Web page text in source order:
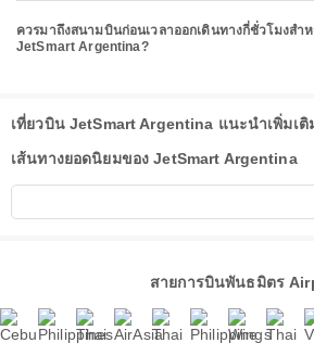
ควรมาถึงสนามบินก่อนเวลาออกเดินทางกี่ชั่วโมงสำ
JetSmart Argentina?
เที่ยวบิน JetSmart Argentina แนะนำเพิ่มเติ
เส้นทางยอดนิยมของ JetSmart Argentina
สายการบินพันธมิตร